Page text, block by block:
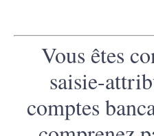
Vous êtes
saisie-
comptes